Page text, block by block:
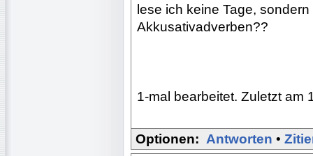
lese ich keine Tage,
Akkusativadverben??
1-mal bearbeitet. Zuletzt am
Optionen: Antworten •